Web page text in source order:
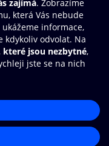
Knihovna
své e-knihy a